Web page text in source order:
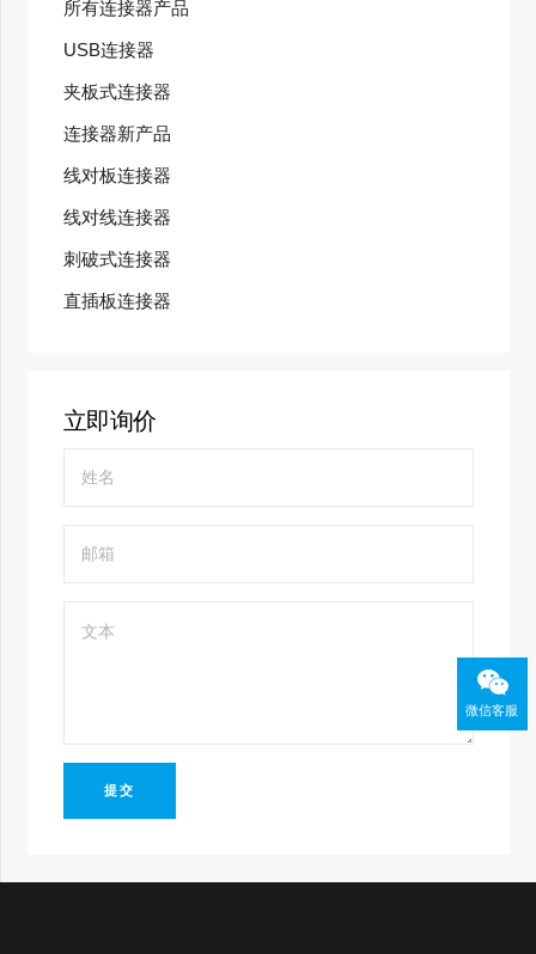
所有连接器产品
USB连接器
夹板式连接器
连接器新产品
线对板连接器
线对线连接器
刺破式连接器
直插板连接器
立即询价
提交
微信客服